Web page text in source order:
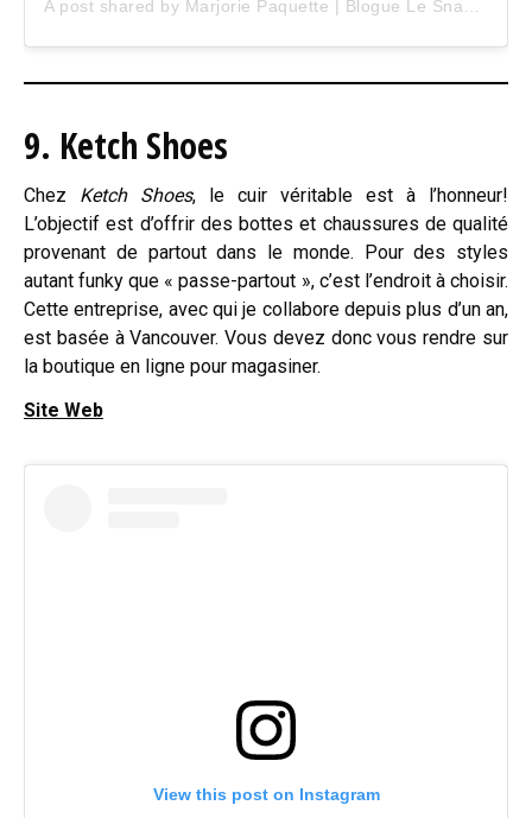
9. Ketch Shoes
Chez Ketch Shoes, le cuir véritable est à l’honneur!
L’objectif est d’offrir des bottes et chaussures de qualité
provenant de partout dans le monde. Pour des styles
autant funky que « passe-partout », c’est l’endroit à choisir.
Cette entreprise, avec qui je collabore depuis plus d’un an,
est basée à Vancouver. Vous devez donc vous rendre sur
la boutique en ligne pour magasiner.
Site Web
View this post on Instagram